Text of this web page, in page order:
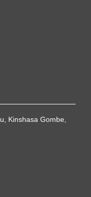
Kinshasa Gombe,